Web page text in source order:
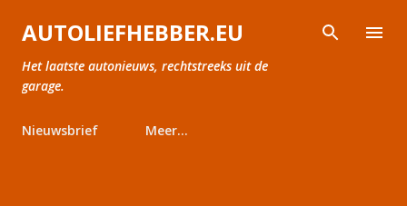
Doorgaan naar hoofdcontent
AUTOLIEFHEBBER.EU
Het laatste autonieuws, rechtstreeks uit de
garage.
Nieuwsbrief Meer…